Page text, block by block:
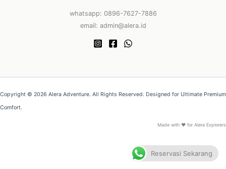
whatsapp: 0896-7627-7886
email: admin@alera.id
Copyright © 2026 Alera Adventure. All Rights Reserved. Designed for Ultimate Premium
Comfort.
Made with ❤ for Alera Explorers
Reservasi Sekarang